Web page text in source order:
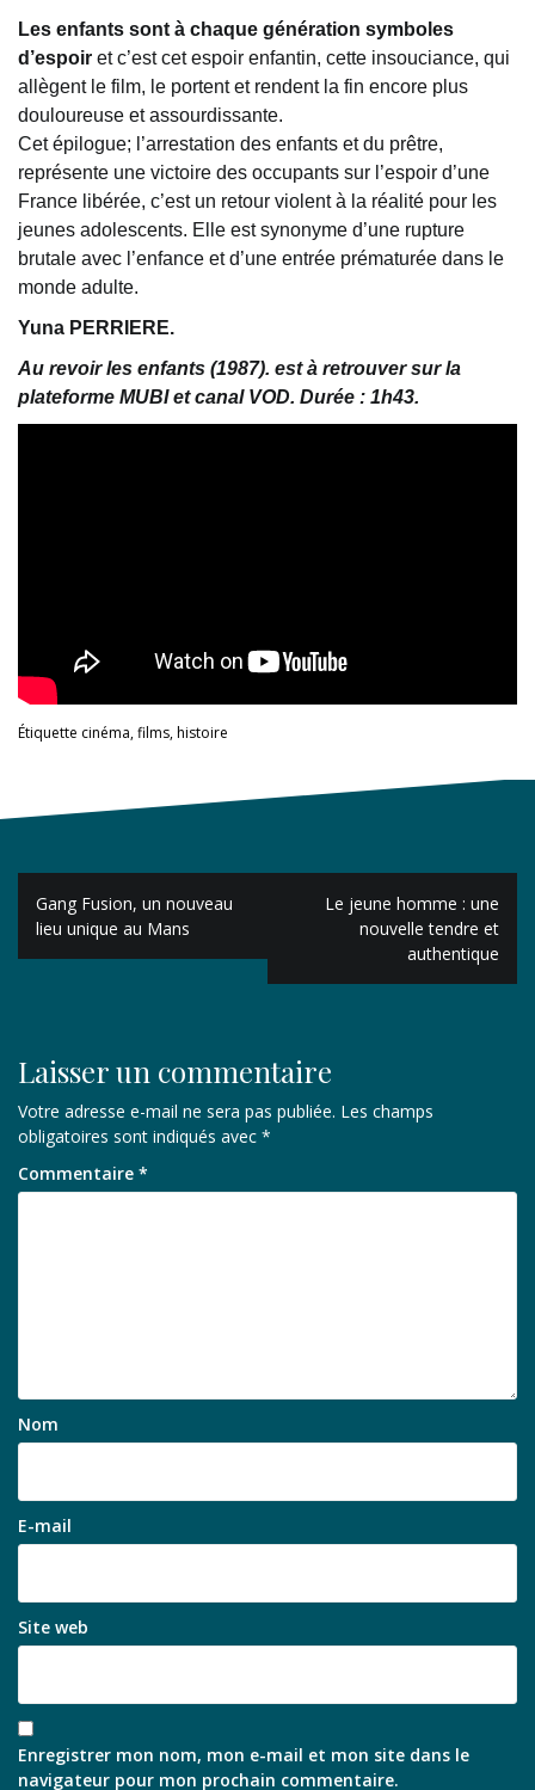
Les enfants sont à chaque génération symboles
d’espoir et c’est cet espoir enfantin, cette insouciance, qui
allègent le film, le portent et rendent la fin encore plus
douloureuse et assourdissante.
Cet épilogue; l’arrestation des enfants et du prêtre,
représente une victoire des occupants sur l’espoir d’une
France libérée, c’est un retour violent à la réalité pour les
jeunes adolescents. Elle est synonyme d’une rupture
brutale avec l’enfance et d’une entrée prématurée dans le
monde adulte.
Yuna PERRIERE.
Au revoir les enfants (1987). est à retrouver sur la
plateforme MUBI et canal VOD. Durée : 1h43.
Étiquette cinéma,films,histoire
Navigation
de
l’article
Gang Fusion, un nouveau
lieu unique au Mans
Le jeune homme : une
nouvelle tendre et
authentique
Laisser un commentaire
Votre adresse e-mail ne sera pas publiée. Les champs
obligatoires sont indiqués avec *
Commentaire *
Nom
E-mail
Site web
Enregistrer mon nom, mon e-mail et mon site dans le
navigateur pour mon prochain commentaire.